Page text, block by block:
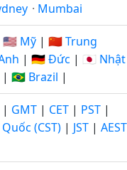
· Mumbai
🇺🇸 Mỹ | 🇨🇳 Trung
| 🇩🇪 Đức | 🇯🇵 Nhật
| 🇧🇷 Brazil |
| GMT | CET | PST |
(CST) | JST | AEST